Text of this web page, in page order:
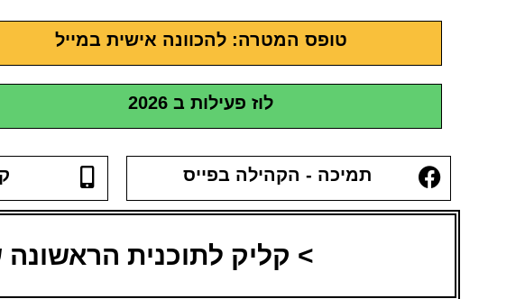
טופס המטרה: להכוונה אישית במייל
לוז פעילות ב 2026
תמיכה - הקהילה בפייס
> קליק לתוכנית